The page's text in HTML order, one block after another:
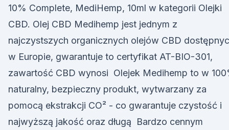
10% Complete, MediHemp, 10ml w kategorii Olejki
CBD. Olej CBD Medihemp jest jednym z
najczystszych organicznych olejów CBD
w Europie, gwarantuje to certyfikat AT-BIO-301,
zawartość CBD wynosi Olejek Medihemp to w
naturalny, bezpieczny produkt, wytwarzany za
pomocą ekstrakcji CO² - co gwarantuje czystość i
najwyższą jakość oraz długą Bardzo cennym